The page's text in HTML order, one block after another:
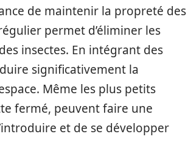
de maintenir la propreté des
permet d’éliminer les
insectes. En intégrant des
significativement la
Même les plus petits
fermé, peuvent faire une
et de se développer